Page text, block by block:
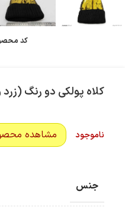
کد
کلاه پولکی دو رنگ
ناموجود مشاهده
جنس
ارسال سریع و رایگان
سفارش‌های بیش از500 هزار